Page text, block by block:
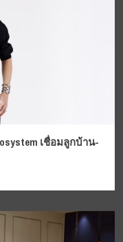
เชื่อมลูกบ้าน-